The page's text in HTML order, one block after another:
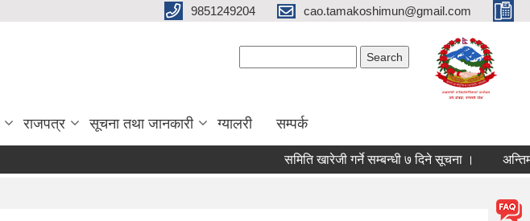
9851249204 cao.tamakoshimun@gmail.com
राजपत्र सूचना तथा जानकारी ग्यालरी सम्पर्क
समिति खारेजी गर्ने सम्बन्धी ७ दिने सूचना । अन्तिम